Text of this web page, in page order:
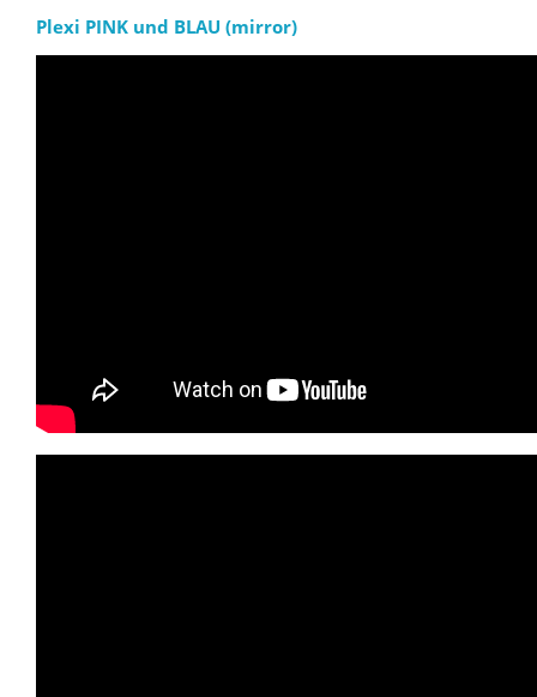
Plexi PINK und BLAU (mirror)